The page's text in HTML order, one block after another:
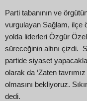
Parti tabanının ve
vurgulayan Sağlam, ilçe
yolda liderleri Özgür
süreceğinin altını çizdi.
partide siyaset
olarak da ‘Zaten
olmasını bekliyoruz.
dedi.